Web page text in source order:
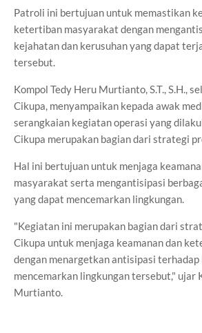
Patroli ini bertujuan untuk memastikan
ketertiban masyarakat dengan
kejahatan dan kerusuhan yang dapat
tersebut.
Kompol Tedy Heru Murtianto, S.T., S.H.,
Cikupa, menyampaikan kepada awak
serangkaian kegiatan operasi yang
Cikupa merupakan bagian dari strategi
Hal ini bertujuan untuk menjaga
masyarakat serta mengantisipasi
yang dapat mencemarkan lingkungan.
"Kegiatan ini merupakan bagian dari
Cikupa untuk menjaga keamanan dan
dengan menargetkan antisipasi
mencemarkan lingkungan tersebut," ujar
Murtianto.